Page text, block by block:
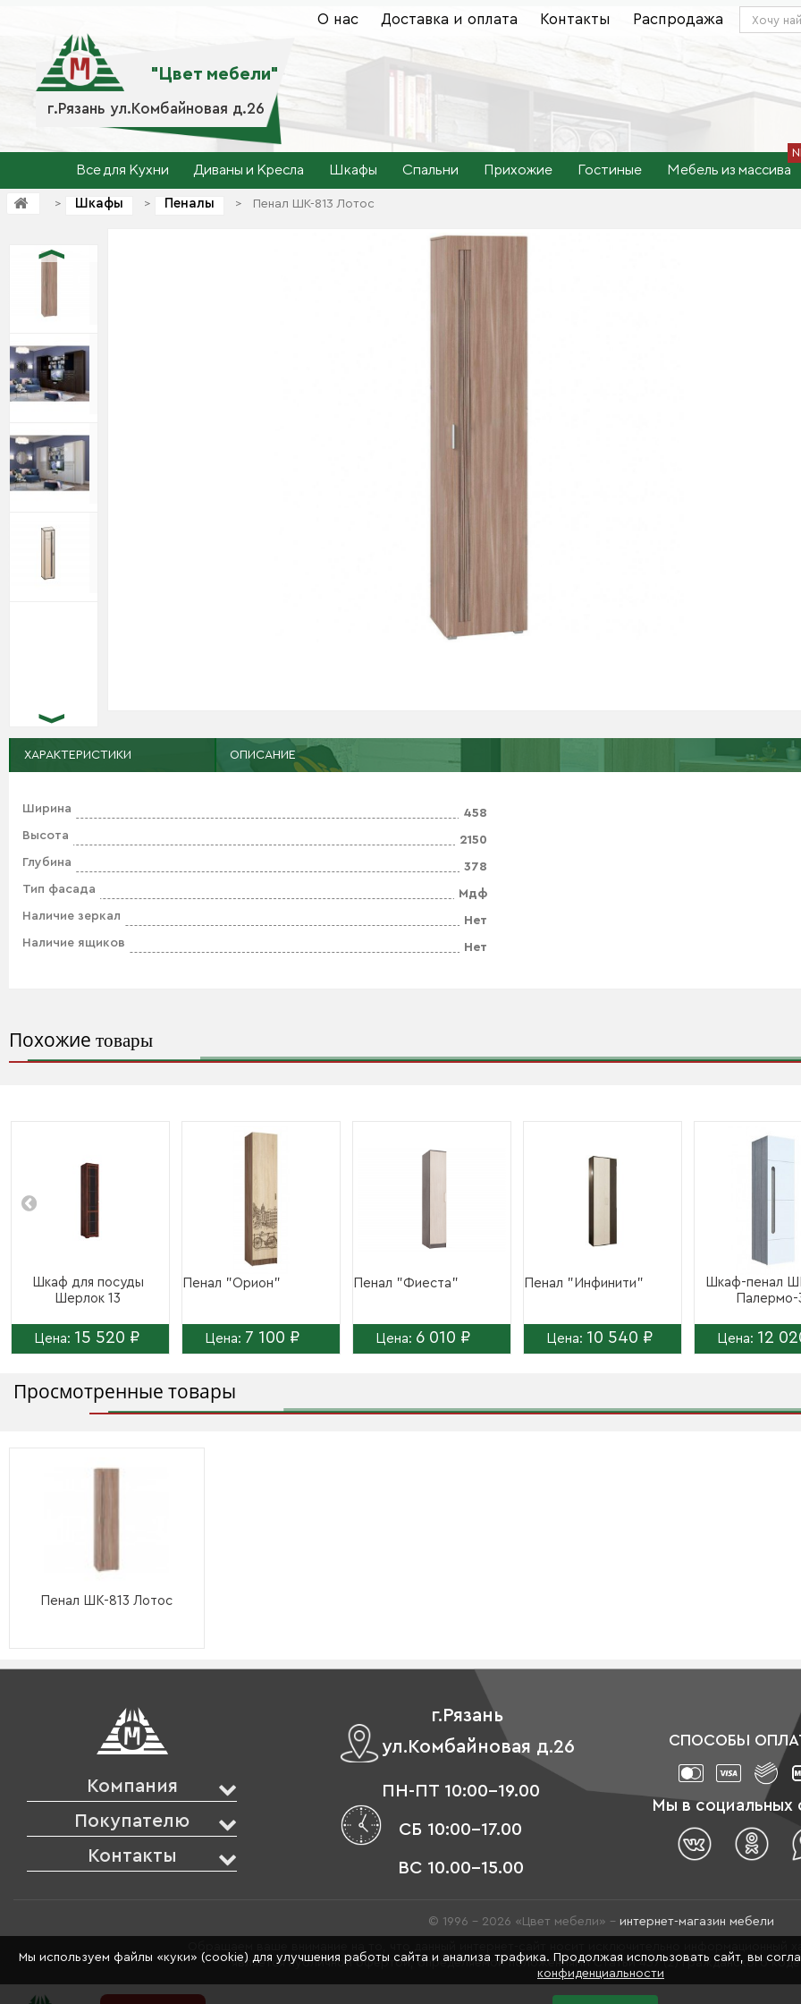
г.Рязань ул.Комбайновая д.26
"Цвет мебели"
О нас Доставка и оплата Контакты Распродажа
Все для Кухни Диваны и Кресла Шкафы Спальни Прихожие Гостиные Мебель из массива
> Шкафы > Пеналы > Пенал ШК-813 Лотос
ХАРАКТЕРИСТИКИ ОПИСАНИЕ
Ширина
458
Высота
2150
Глубина
378
Тип фасада
Мдф
Наличие зеркал
Нет
Наличие ящиков
Нет
Похожие товары
Шкаф для посуды
Шерлок 13
Цена: 15 520 ₽
Пенал "Орион"
Цена: 7 100 ₽
Пенал "Фиеста"
Цена: 6 010 ₽
Пенал "Инфинити"
Цена: 10 540 ₽
Шкаф-пенал
Палермо-
Цена: 12
Просмотренные товары
Пенал ШК-813 Лотос
Компания
Покупателю
Контакты
г.Рязань
ул.Комбайновая д.26
ПН-ПТ 10:00-19.00
СБ 10:00-17.00
ВС 10.00-15.00
СПОСОБЫ
Мы в социальных
© 1996 - 2026 «Цвет мебели» – интернет-магазин мебели
является публичной офертой, определяемой положениями Статьи 437 (2) Гражданского
Мы используем файлы «куки» (cookie) для улучшения работы сайта и анализа трафика. Продолжая использовать сайт, вы
конфиденциальности